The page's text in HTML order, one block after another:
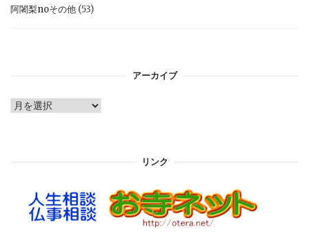
阿闍梨noその他 (53)
アーカイブ
ア
リンク